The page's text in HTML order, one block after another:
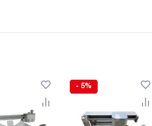
- 5%